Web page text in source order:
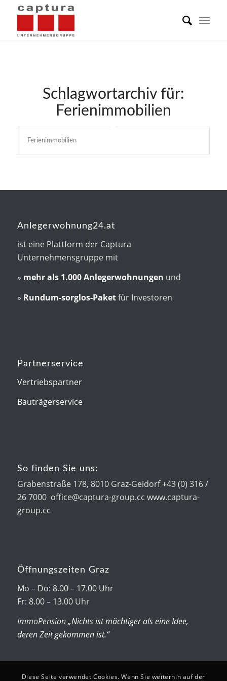
Schlagwortarchiv für:
Ferienimmobilien
Ferienimmobilien
Anlegerwohnung24.at
ist eine Plattform der Captura
Unternehmensgruppe mit
» mehr als 1.000 Anlegerwohnungen und
» Rundum-sorglos-Paketfür Investoren
Partnerservice
Vertriebspartner
Bauträgerservice
So finden Sie uns:
Grabenstraße 178, 8010 Graz-Geidorf +43 (0) 316 /
26 7000 office@captura-group.cc www.captura-
group.cc
Öffnungszeiten Graz
Mo – Do: 8.00 – 17.00 Uhr
Fr: 8.00 – 13.00 Uhr
ImmoPension„Nichts ist mächtiger als eine Idee,
deren Zeit gekommen ist.“
Diese Seite verwendet Cookies. Wenn Sie weiterhin auf der